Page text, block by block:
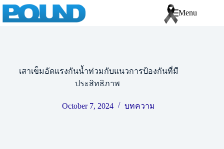
Menu
เสาเข็มอัดแรงกันน้ำท่วมกับแนวการป้องกันที่มี
ประสิทธิภาพ
October 7, 2024 บทความ